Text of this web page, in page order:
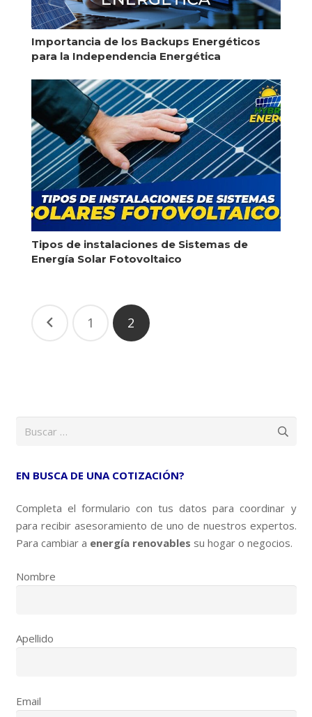
Importancia de los Backups Energéticos
para la Independencia Energética
Tipos de instalaciones de Sistemas de
Energía Solar Fotovoltaico
1 2
EN BUSCA DE UNA COTIZACIÓN?
Completa el formulario con tus datos para coordinar y
para recibir asesoramiento de uno de nuestros expertos.
Para cambiar a energía renovables su hogar o negocios.
Nombre
Apellido
Email